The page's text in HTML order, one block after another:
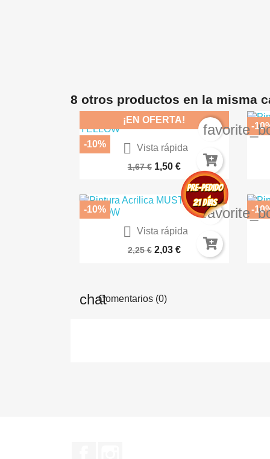
8 otros productos en la misma
 Vista rápida
Tierra 71.079
1,67 € 1,50 €
¡EN OFERTA!
-10%
-
 Vista rápida
Vaso Flexible Silicona 100ml
2,25 € 2,03 €
-10% -
Comentarios (0)